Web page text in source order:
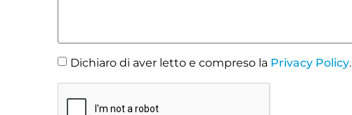
Dichiaro di aver letto e compreso la Privacy Policy.